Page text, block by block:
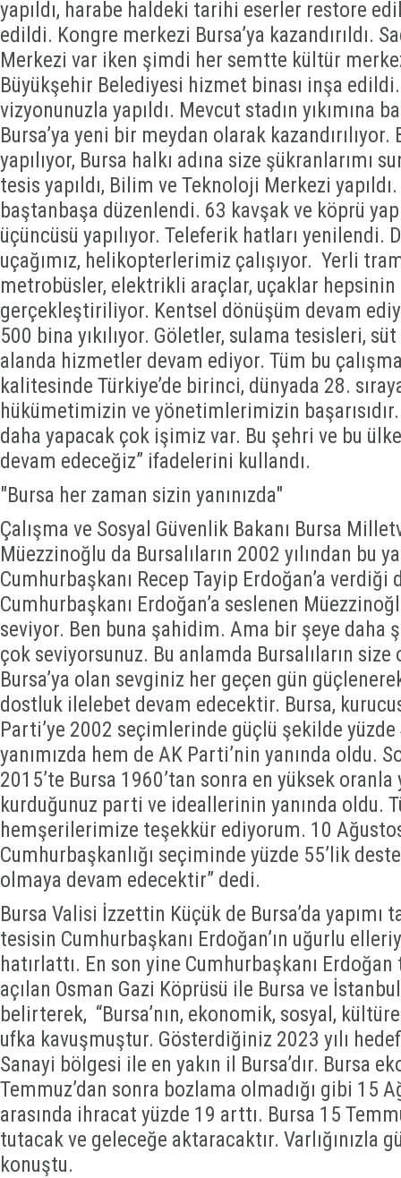
yapıldı, harabe haldeki tarihi eserler restore
edildi. Kongre merkezi Bursa’ya kazandırıldı.
Merkezi var iken şimdi her semtte kültür
Büyükşehir Belediyesi hizmet binası inşa
vizyonunuzla yapıldı. Mevcut stadın yıkımına
Bursa’ya yeni bir meydan olarak
yapılıyor, Bursa halkı adına size şükranlarımı
tesis yapıldı, Bilim ve Teknoloji Merkezi
baştanbaşa düzenlendi. 63 kavşak ve köprü
üçüncüsü yapılıyor. Teleferik hatları yenilendi.
uçağımız, helikopterlerimiz çalışıyor. Yerli
metrobüsler, elektrikli araçlar, uçaklar hepsinin
gerçekleştiriliyor. Kentsel dönüşüm devam
500 bina yıkılıyor. Göletler, sulama tesisleri,
alanda hizmetler devam ediyor. Tüm bu
kalitesinde Türkiye’de birinci, dünyada 28.
hükümetimizin ve yönetimlerimizin
daha yapacak çok işimiz var. Bu şehri ve bu
devam edeceğiz” ifadelerini kullandı.
"Bursa her zaman sizin yanınızda"
Çalışma ve Sosyal Güvenlik Bakanı Bursa
Müezzinoğlu da Bursalıların 2002 yılından bu
Cumhurbaşkanı Recep Tayip Erdoğan’a
Cumhurbaşkanı Erdoğan’a seslenen
seviyor. Ben buna şahidim. Ama bir şeye daha
çok seviyorsunuz. Bu anlamda Bursalıların
Bursa’ya olan sevginiz her geçen gün
dostluk ilelebet devam edecektir. Bursa,
Parti’ye 2002 seçimlerinde güçlü şekilde yüzde
yanımızda hem de AK Parti’nin yanında oldu.
2015’te Bursa 1960’tan sonra en yüksek oranla
kurduğunuz parti ve ideallerinin yanında oldu.
hemşerilerimize teşekkür ediyorum. 10
Cumhurbaşkanlığı seçiminde yüzde 55’lik
olmaya devam edecektir” dedi.
Bursa Valisi İzzettin Küçük de Bursa’da
tesisin Cumhurbaşkanı Erdoğan’ın uğurlu
hatırlattı. En son yine Cumhurbaşkanı
açılan Osman Gazi Köprüsü ile Bursa ve
belirterek, “Bursa’nın, ekonomik, sosyal,
ufka kavuşmuştur. Gösterdiğiniz 2023 yılı
Sanayi bölgesi ile en yakın il Bursa’dır. Bursa
Temmuz’dan sonra bozlama olmadığı gibi 15
arasında ihracat yüzde 19 arttı. Bursa 15
tutacak ve geleceğe aktaracaktır. Varlığınızla
konuştu.